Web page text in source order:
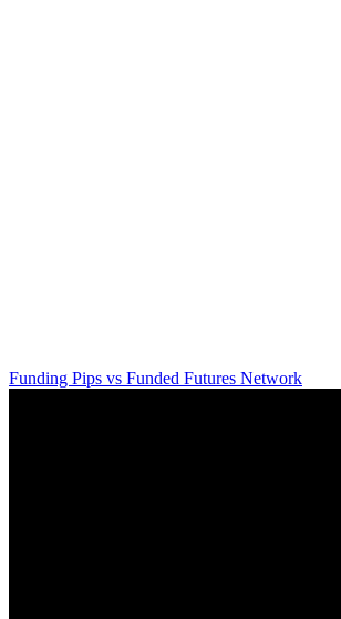
Funding Pips vs Funded Futures Network